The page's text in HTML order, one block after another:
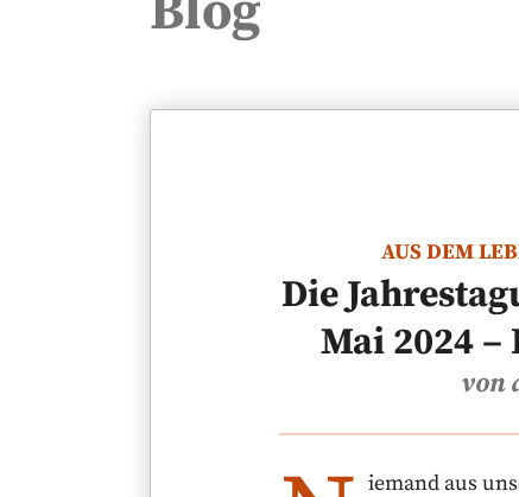
AUS DEM
Die
Mai 2024
von
iemand aus